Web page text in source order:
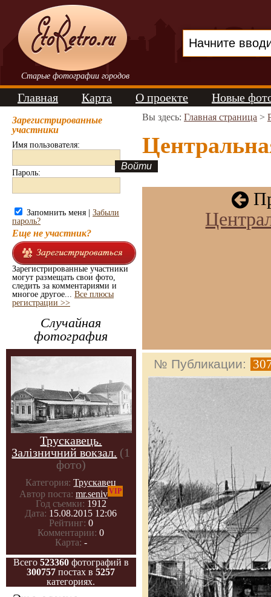
Старые фотографии городов
Главная Карта О проекте Новые
Зарегистрированные
участники
Имя пользователя:
Пароль:
Запомнить меня | Забыли
пароль?
Еще не участник?
Зарегистрированные участники
могут размещать свои фото,
следить за комментариями и
многое другое... Все плюсы
регистрации >>
Случайная
фотография
Трускавець.
Залізничний вокзал. (1
фото)
Категория: Трускавец
Автор поста: mr.senivVIP
Год съемки: 1912
Дата: 15.08.2015 12:06
Рейтинг: 0
Комментарии: 0
Карта: -
Всего 523360 фотографий в
300757 постах в5257
категориях.
Вы здесь: Главная страница >
№ Публикации: